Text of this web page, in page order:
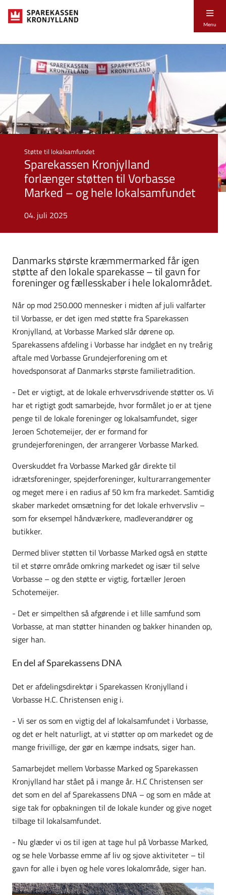
Menu
Støtte til lokalsamfundet
Sparekassen Kronjylland
forlænger støtten til Vorbasse
Marked – og hele lokalsamfundet
04. juli 2025
Danmarks største kræmmermarked får igen
støtte af den lokale sparekasse – til gavn for
foreninger og fællesskaber i hele lokalområdet.
Når op mod 250.000 mennesker i midten af juli valfarter
til Vorbasse, er det igen med støtte fra Sparekassen
Kronjylland, at Vorbasse Marked slår dørene op.
Sparekassens afdeling i Vorbasse har indgået en ny treårig
aftale med Vorbasse Grundejerforening om et
hovedsponsorat af Danmarks største familietradition.
- Det er vigtigt, at de lokale erhvervsdrivende støtter os. Vi
har et rigtigt godt samarbejde, hvor formålet jo er at tjene
penge til de lokale foreninger og lokalsamfundet, siger
Jeroen Schotemeijer, der er formand for
grundejerforeningen, der arrangerer Vorbasse Marked.
Overskuddet fra Vorbasse Marked går direkte til
idrætsforeninger, spejderforeninger, kulturarrangementer
og meget mere i en radius af 50 km fra markedet. Samtidig
skaber markedet omsætning for det lokale erhvervsliv –
som for eksempel håndværkere, madleverandører og
butikker.
Dermed bliver støtten til Vorbasse Marked også en støtte
til et større område omkring markedet og især til selve
Vorbasse – og den støtte er vigtig, fortæller Jeroen
Schotemeijer.
- Det er simpelthen så afgørende i et lille samfund som
Vorbasse, at man støtter hinanden og bakker hinanden op,
siger han.
En del af Sparekassens DNA
Det er afdelingsdirektør i Sparekassen Kronjylland i
Vorbasse H.C. Christensen enig i.
- Vi ser os som en vigtig del af lokalsamfundet i Vorbasse,
og det er helt naturligt, at vi støtter op om markedet og de
mange frivillige, der gør en kæmpe indsats, siger han.
Samarbejdet mellem Vorbasse Marked og Sparekassen
Kronjylland har stået på i mange år. H.C Christensen ser
det som en del af Sparekassens DNA – og som en måde at
sige tak for opbakningen til de lokale kunder og give noget
tilbage til lokalsamfundet.
- Nu glæder vi os til igen at tage hul på Vorbasse Marked,
og se hele Vorbasse emme af liv og sjove aktiviteter – til
gavn for alle i byen og hele vores lokalområde, siger han.